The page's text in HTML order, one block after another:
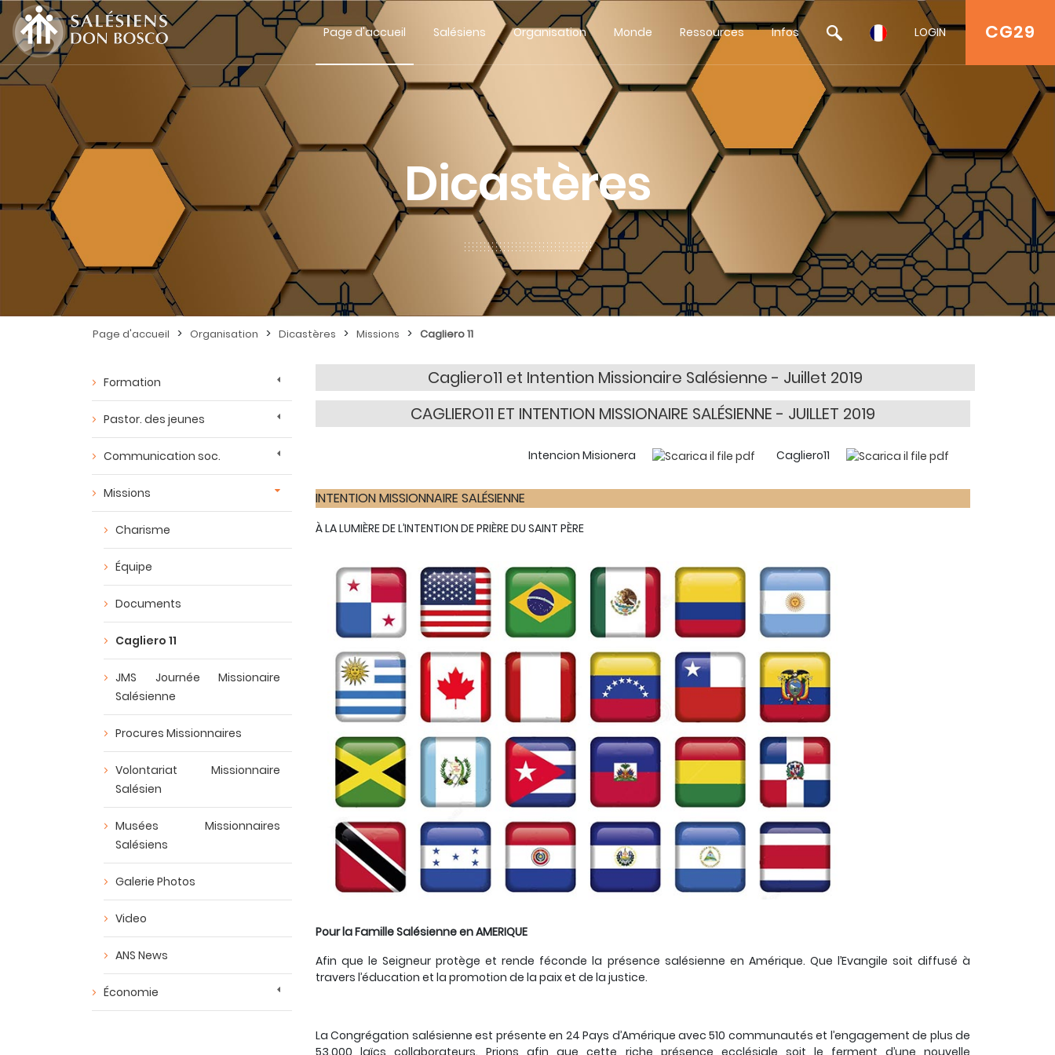
CG29
Page d'accueil Salésiens Organisation Monde Ressources Infos LOGIN
Dicastères
Page d'accueil > Organisation > Dicastères > Missions > Cagliero 11
Formation
Pastor. des jeunes
Communication soc.
Missions
Charisme
Équipe
Documents
Cagliero 11
JMS Journée Missionaire
Salésienne
Procures Missionnaires
Volontariat Missionnaire
Salésien
Musées Missionnaires
Salésiens
Galerie Photos
Video
ANS News
Économie
Cagliero11 et Intention Missionaire Salésienne - Juillet 2019
CAGLIERO11 ET INTENTION MISSIONAIRE SALÉSIENNE - JUILLET 2019
Intencion Misionera Cagliero11
INTENTION MISSIONNAIRE SALÉSIENNE
À LA LUMIÈRE DE L’INTENTION DE PRIÈRE DU SAINT PÈRE
Pour la Famille Salésienne en AMERIQUE
Afin que le Seigneur protège et rende féconde la présence salésienne en Amérique. Que l’Evangile soit diffusé à
travers l’éducation et la promotion de la paix et de la justice.
La Congrégation salésienne est présente en 24 Pays d’Amérique avec 510 communautés et l’engagement de plus de
53.000 laïcs collaborateurs. Prions afin que cette riche présence ecclésiale soit le ferment d’une nouvelle